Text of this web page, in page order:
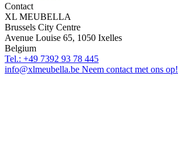
Contact
XL MEUBELLA
Brussels City Centre
Avenue Louise 65, 1050 Ixelles
Belgium
Tel.: +49 7392 93 78 445
info@xlmeubella.be Neem contact met ons op!